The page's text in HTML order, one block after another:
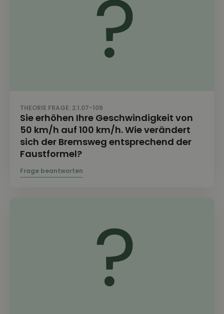
THEORIE FRAGE: 2.1.07-109
Sie erhöhen Ihre Geschwindigkeit von
50 km/h auf 100 km/h. Wie verändert
sich der Bremsweg entsprechend der
Faustformel?